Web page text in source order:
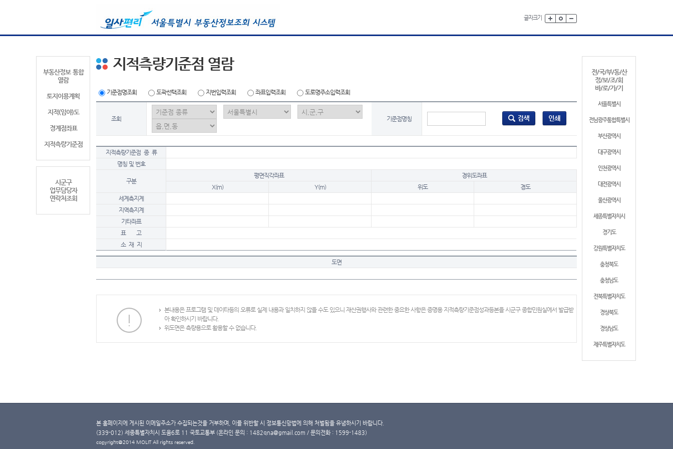
글자크기
부동산정보 통합
열람
토지이용계획
지적(임야)도
경계점좌표
지적측량기준점
시군구
업무담당자
연락처조회
전/국/부/동/산
정/보/조/회
바/로/가/기
서울특별시
전남광주통합특별시
부산광역시
대구광역시
인천광역시
대전광역시
울산광역시
세종특별자치시
경기도
강원특별자치도
충청북도
충청남도
전북특별자치도
경상북도
경상남도
제주특별자치도
지적측량기준점 열람
기준점명조회 도곽선택조회 지번입력조회 좌표입력조회 도로명주소입력조회
조회 기준점명칭
지적측량기준점 종 류
명칭 및 번호
구분
평면직각좌표
경위도좌표
X(m)
Y(m) 위도
경도
세계측지계
지역측지계
기타좌표
표 고
소 재 지
도면
본내용은 프로그램 및 데이타등의 오류로 실제 내용과 일치하지 않을 수도 있으니 재산권행사와 관련한 중요한 사항은 증명용 지적측량기준점성과등본을 시군구 종합민원실에서 발급받
아 확인하시기 바랍니다.
위도면은 측량용으로 활용할 수 없습니다.
본 홈페이지에 게시된 이메일주소가 수집되는것을 거부하며, 이를 위반할 시 정보통신망법에 의해 처벌됨을 유념하시기 바랍니다.
(339-012) 세종특별자치시 도움6로 11 국토교통부 (온라인 문의 : 1482qna@gmail.com / 문의전화 : 1599-1483)
copyright@2014 MOLIT All rights reserved.